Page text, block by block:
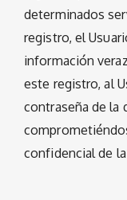
determinados
registro, el
información
este registro, al
contraseña de la
confidencial de